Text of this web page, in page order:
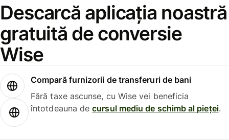
Descarcă aplicația noastră
gratuită de conversie
Wise
Compară furnizorii de transferuri de bani
Fără taxe ascunse, cu Wise vei beneficia
întotdeauna decursul mediu de schimb al pieței.